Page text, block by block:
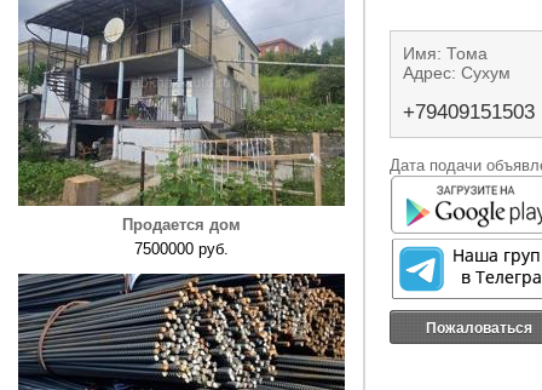
Продается дом
7500000 руб.
Имя: Тома
Адрес: Сухум
+79409151503
Дата подачи
Пожаловаться